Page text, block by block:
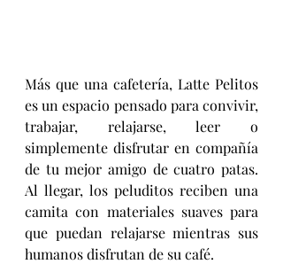
Más que una cafetería, Latte Pelitos
es un espacio pensado para convivir,
trabajar, relajarse, leer o
simplemente disfrutar en compañía
de tu mejor amigo de cuatro patas.
Al llegar, los peluditos reciben una
camita con materiales suaves para
que puedan relajarse mientras sus
humanos disfrutan de su café.